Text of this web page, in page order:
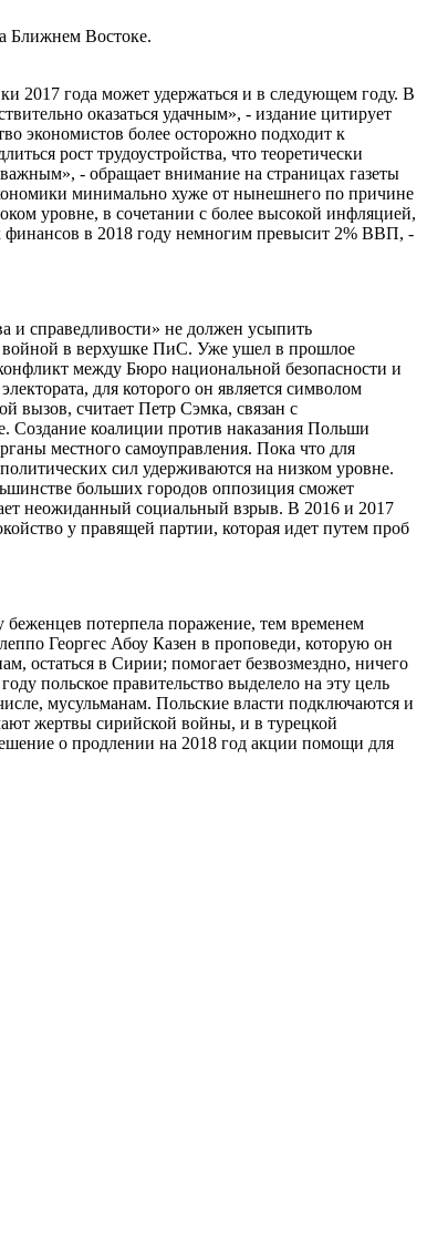
Ближнем Востоке.
2017 года может удержаться и в следующем году. В
оказаться удачным», - издание цитирует
экономистов более осторожно подходит к
рост трудоустройства, что теоретически
- обращает внимание на страницах газеты
минимально хуже от нынешнего по причине
уровне, в сочетании с более высокой инфляцией,
финансов в 2018 году немногим превысит 2% ВВП, -
и справедливости» не должен усыпить
войной в верхушке ПиС. Уже ушел в прошлое
между Бюро национальной безопасности и
для которого он является символом
вызов, считает Петр Сэмка, связан с
Создание коалиции против наказания Польши
местного самоуправления. Пока что для
сил удерживаются на низком уровне.
больших городов оппозиция сможет
неожиданный социальный взрыв. В 2016 и 2017
у правящей партии, которая идет путем проб
потерпела поражение, тем временем
Георгес Абоу Казен в проповеди, которую он
остаться в Сирии; помогает безвозмездно, ничего
польское правительство выделело на эту цель
мусульманам. Польские власти подключаются и
жертвы сирийской войны, и в турецкой
о продлении на 2018 год акции помощи для